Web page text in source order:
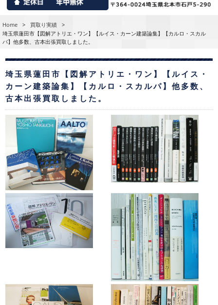
Home > 買取り実績
>
埼玉県蓮田市【図解アトリエ・ワン】【ルイス・カーン建築論集】【カルロ・スカル
パ】他多数、古本出張買取しました。
埼玉県蓮田市【図解アトリエ・ワン】【ルイス・
カーン建築論集】【カルロ・スカルパ】他多数、
古本出張買取しました。